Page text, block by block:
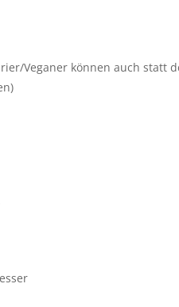
Veganer können auch statt